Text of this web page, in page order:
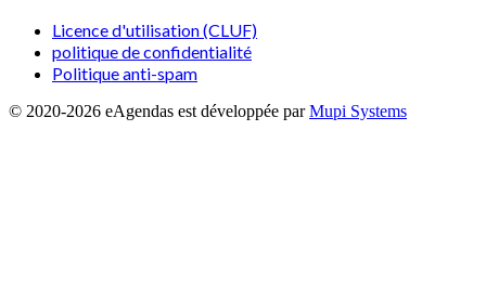
Licence d'utilisation (CLUF)
politique de confidentialité
Politique anti-spam
© 2020-2026 eAgendas est développée parMupi Systems